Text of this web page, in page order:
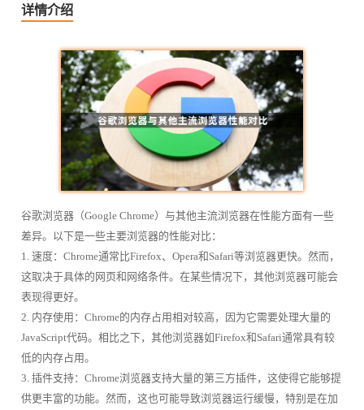
详情介绍
谷歌浏览器（Google Chrome）与其他主流浏览器在性能方面有一些
差异。以下是一些主要浏览器的性能对比：
1. 速度：Chrome通常比Firefox、Opera和Safari等浏览器更快。然而，
这取决于具体的网页和网络条件。在某些情况下，其他浏览器可能会
表现得更好。
2. 内存使用：Chrome的内存占用相对较高，因为它需要处理大量的
JavaScript代码。相比之下，其他浏览器如Firefox和Safari通常具有较
低的内存占用。
3. 插件支持：Chrome浏览器支持大量的第三方插件，这使得它能够提
供更丰富的功能。然而，这也可能导致浏览器运行缓慢，特别是在加